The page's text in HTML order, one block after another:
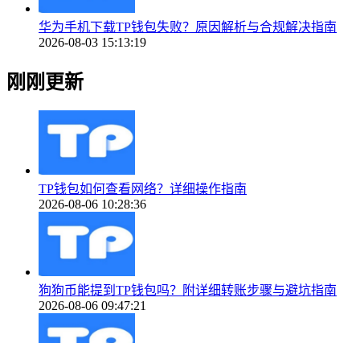
华为手机下载TP钱包失败？原因解析与合规解决指南
2026-08-03 15:13:19
刚刚更新
TP钱包如何查看网络？详细操作指南
2026-08-06 10:28:36
狗狗币能提到TP钱包吗？附详细转账步骤与避坑指南
2026-08-06 09:47:21